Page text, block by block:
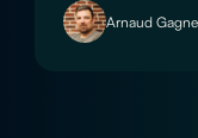
Arnaud Gagne